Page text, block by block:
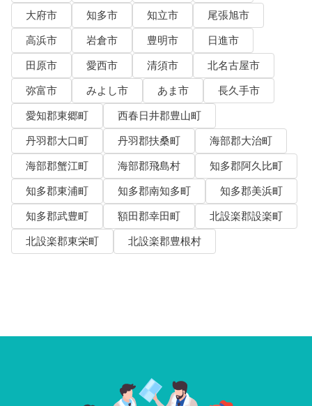
大府市
知多市 知立市
尾張旭市
高浜市
岩倉市 豊明市
日進市
田原市
愛西市 清須市
北名古屋市
弥富市
みよし市 あま市
長久手市
愛知郡東郷町
西春日井郡豊山町
丹羽郡大口町
丹羽郡扶桑町
海部郡大治町
海部郡蟹江町
海部郡飛島村
知多郡阿久比町
知多郡東浦町
知多郡南知多町
知多郡美浜町
知多郡武豊町
額田郡幸田町
北設楽郡設楽町
北設楽郡東栄町
北設楽郡豊根村